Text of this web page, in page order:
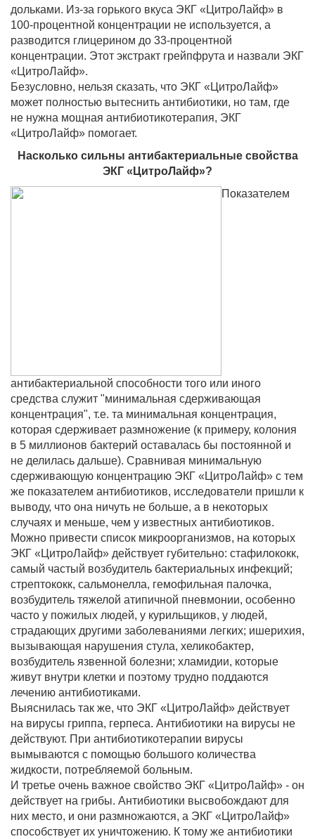
дольками. Из-за горького вкуса ЭКГ «ЦитроЛайф» в
100-процентной концентрации не используется, а
разводится глицерином до 33-процентной
концентрации. Этот экстракт грейпфрута и назвали ЭКГ
«ЦитроЛайф».
Безусловно, нельзя сказать, что ЭКГ «ЦитроЛайф»
может полностью вытеснить антибиотики, но там, где
не нужна мощная антибиотикотерапия, ЭКГ
«ЦитроЛайф» помогает.
Насколько сильны антибактериальные свойства
ЭКГ «ЦитроЛайф»?
Показателем
антибактериальной способности того или иного
средства служит "минимальная сдерживающая
концентрация", т.е. та минимальная концентрация,
которая сдерживает размножение (к примеру, колония
в 5 миллионов бактерий оставалась бы постоянной и
не делилась дальше). Сравнивая минимальную
сдерживающую концентрацию ЭКГ «ЦитроЛайф» с тем
же показателем антибиотиков, исследователи пришли к
выводу, что она ничуть не больше, а в некоторых
случаях и меньше, чем у известных антибиотиков.
Можно привести список микроорганизмов, на которых
ЭКГ «ЦитроЛайф» действует губительно: стафилококк,
самый частый возбудитель бактериальных инфекций;
стрептококк, сальмонелла, гемофильная палочка,
возбудитель тяжелой атипичной пневмонии, особенно
часто у пожилых людей, у курильщиков, у людей,
страдающих другими заболеваниями легких; ишерихия,
вызывающая нарушения стула, хеликобактер,
возбудитель язвенной болезни; хламидии, которые
живут внутри клетки и поэтому трудно поддаются
лечению антибиотиками.
Выяснилась так же, что ЭКГ «ЦитроЛайф» действует
на вирусы гриппа, герпеса. Антибиотики на вирусы не
действуют. При антибиотикотерапии вирусы
вымываются с помощью большого количества
жидкости, потребляемой больным.
И третье очень важное свойство ЭКГ «ЦитроЛайф» - он
действует на грибы. Антибиотики высвобождают для
них место, и они размножаются, а ЭКГ «ЦитроЛайф»
способствует их уничтожению. К тому же антибиотики